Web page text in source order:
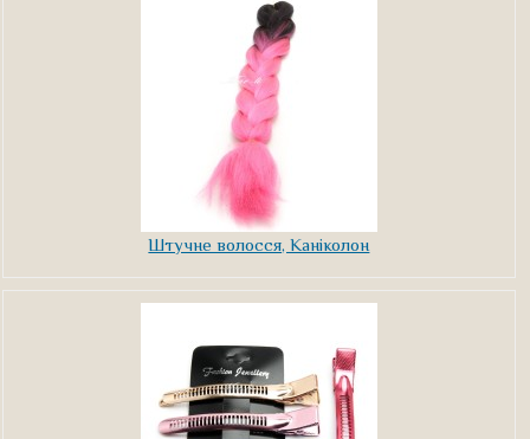
Штучне волосся, Каніколон